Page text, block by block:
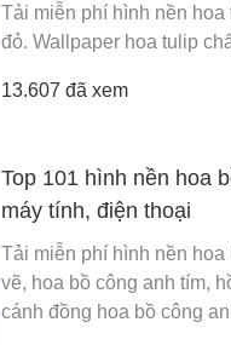
Tải miễn phí hình nền hoa
đỏ. Wallpaper hoa tulip
13.607 đã xem
Top 101 hình nền hoa
máy tính, điện thoại
Tải miễn phí hình nền hoa
vẽ, hoa bồ công anh tím,
cánh đồng hoa bồ công